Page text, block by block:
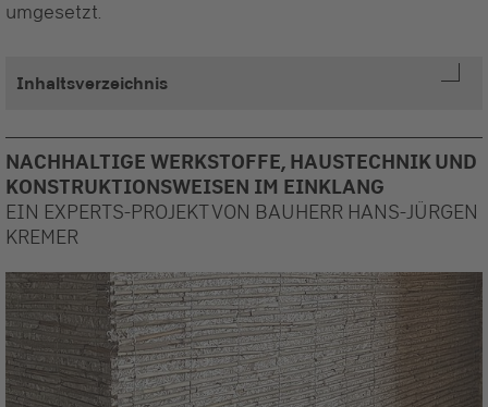
umgesetzt.
Inhaltsverzeichnis
NACHHALTIGE WERKSTOFFE, HAUSTECHNIK UND
KONSTRUKTIONSWEISEN IM EINKLANG
EIN EXPERTS-PROJEKT VON BAUHERR HANS-JÜRGEN
KREMER